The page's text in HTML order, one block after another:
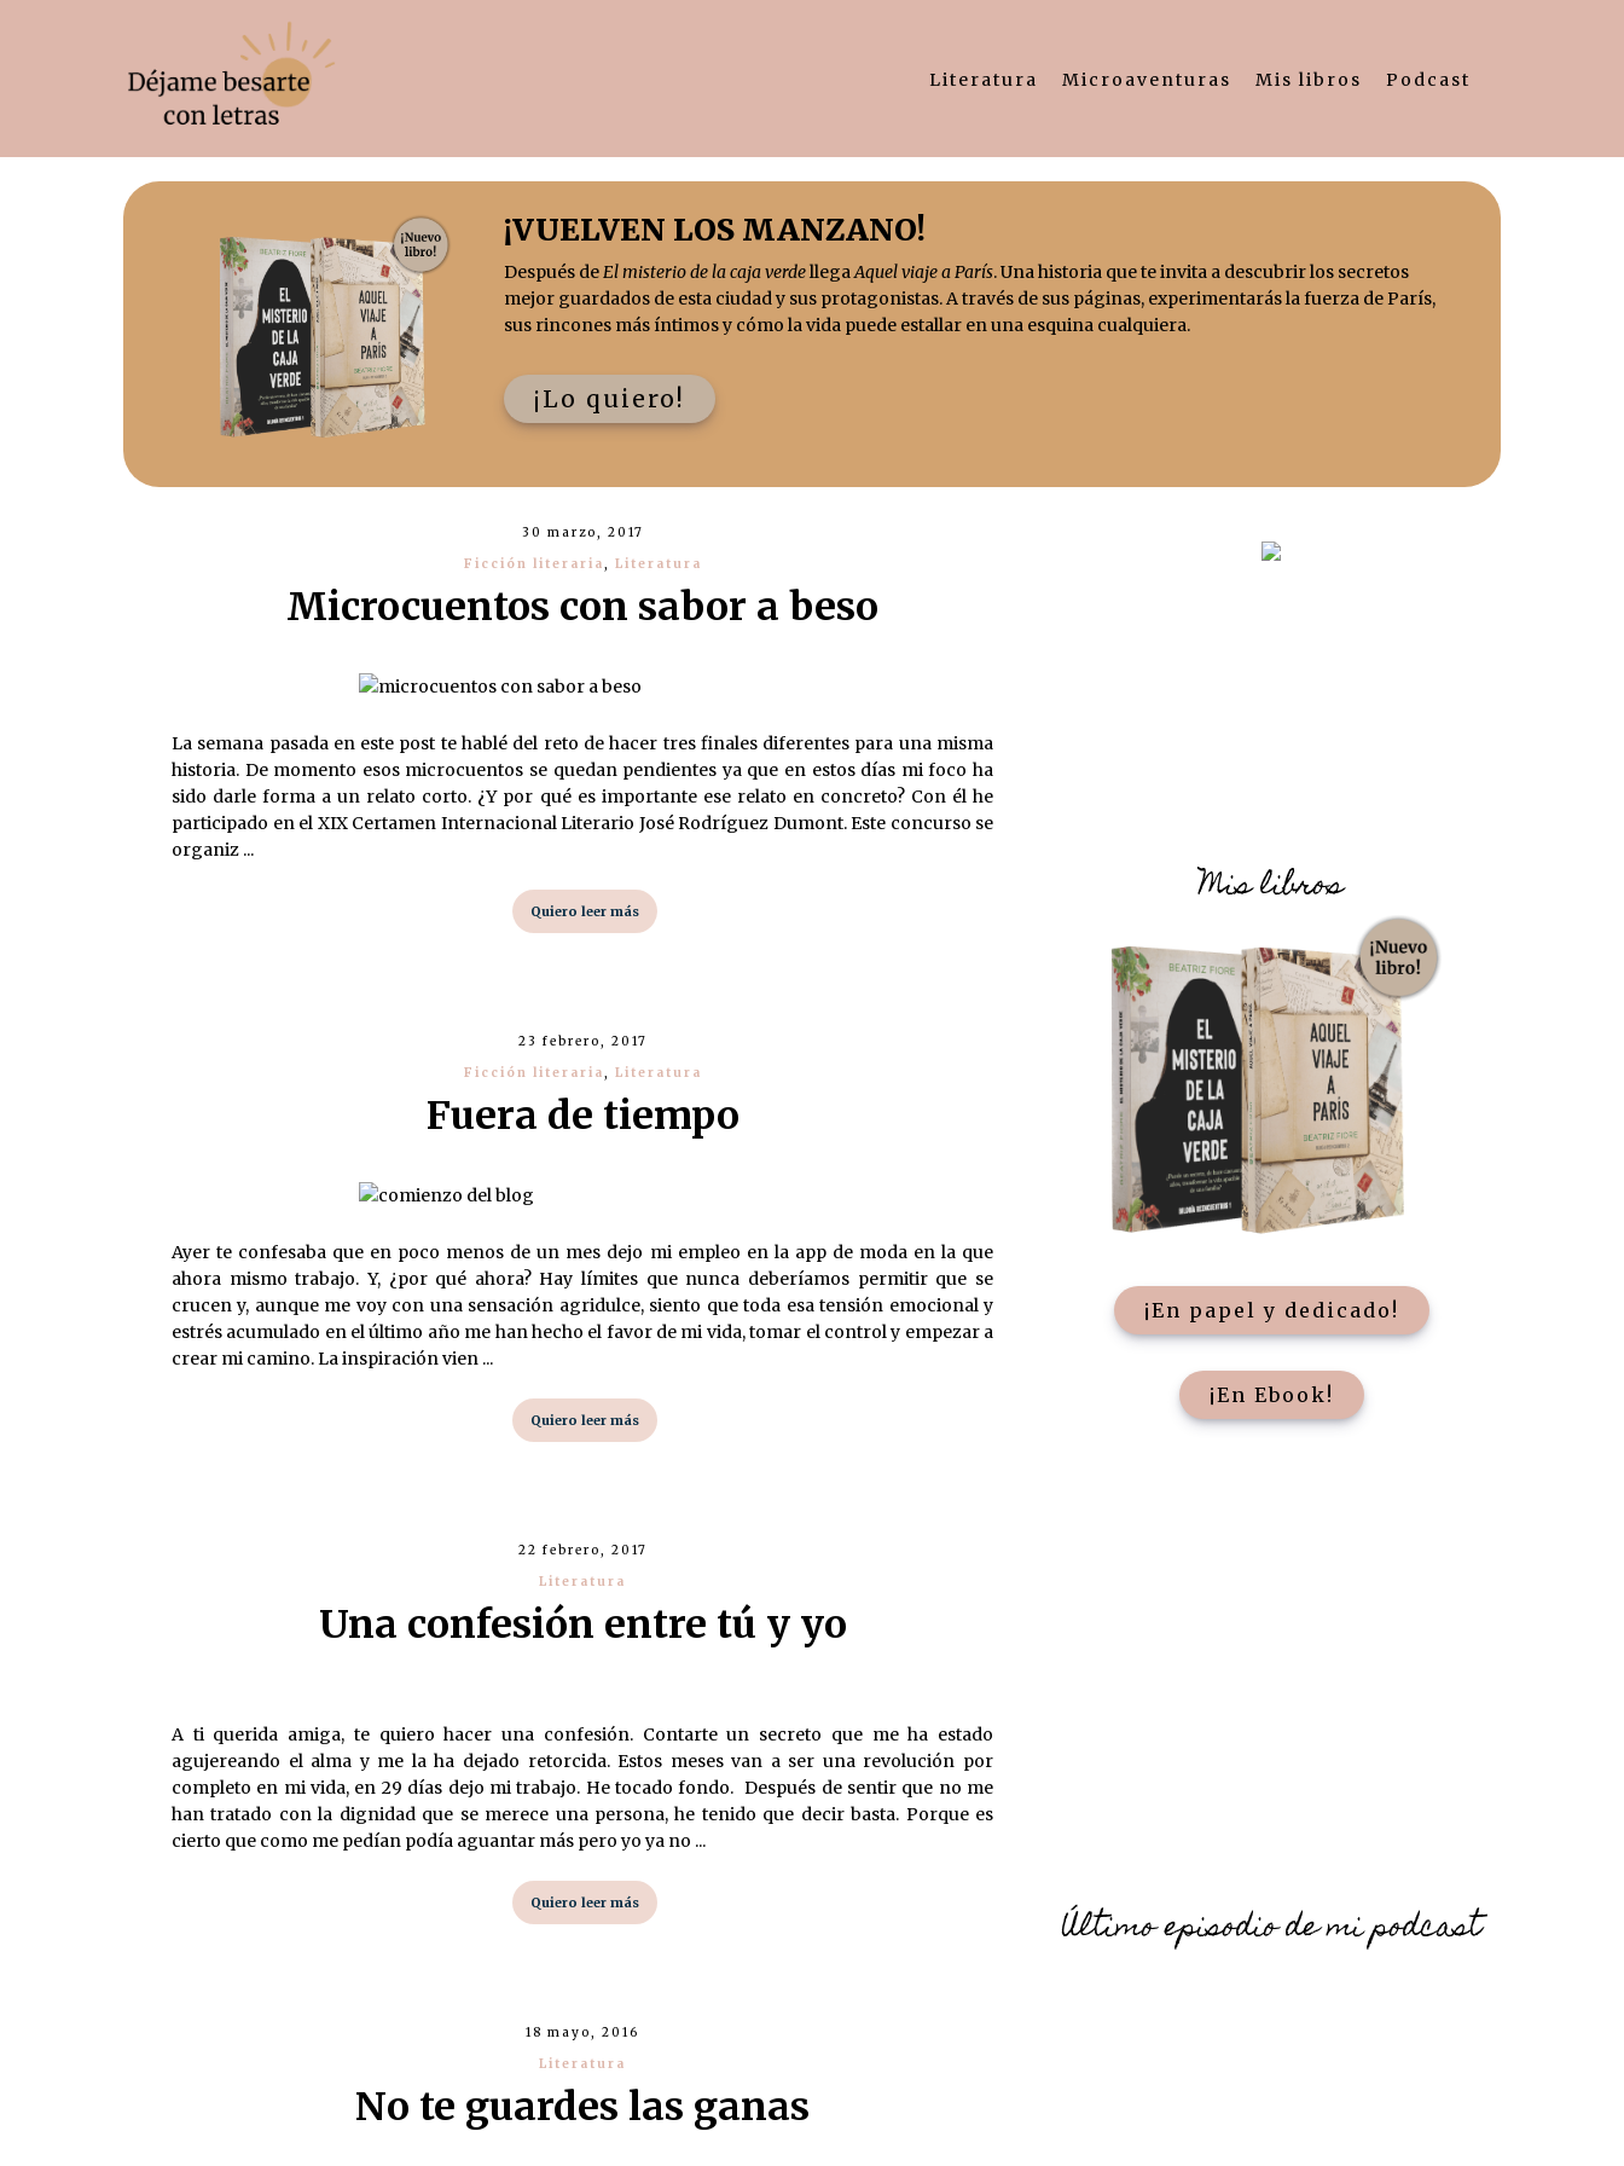
Literatura Microaventuras Mis libros Podcast
¡VUELVEN LOS MANZANO!
Después deEl misterio de la caja verdellegaAquel viaje a París. Una historia que te invita a descubrir los secretos
mejor guardados de esta ciudad y sus protagonistas. A través de sus páginas, experimentarás la fuerza de París,
sus rincones más íntimos y cómo la vida puede estallar en una esquina cualquiera.
¡Lo quiero!
30 marzo, 2017
Ficción literaria, Literatura
Microcuentos con sabor a beso
La semana pasada en este post te hablé del reto de hacer tres finales diferentes para una misma
historia. De momento esos microcuentos se quedan pendientes ya que en estos días mi foco ha
sido darle forma a un relato corto. ¿Y por qué es importante ese relato en concreto? Con él he
participado en el XIX Certamen Internacional Literario José Rodríguez Dumont. Este concurso se
organiz ...
Quiero leer más
23 febrero, 2017
Ficción literaria, Literatura
Fuera de tiempo
Ayer te confesaba que en poco menos de un mes dejo mi empleo en la app de moda en la que
ahora mismo trabajo. Y, ¿por qué ahora? Hay límites que nunca deberíamos permitir que se
crucen y, aunque me voy con una sensación agridulce, siento que toda esa tensión emocional y
estrés acumulado en el último año me han hecho el favor de mi vida, tomar el control y empezar a
crear mi camino. La inspiración vien ...
Quiero leer más
22 febrero, 2017
Literatura
Una confesión entre tú y yo
A ti querida amiga, te quiero hacer una confesión. Contarte un secreto que me ha estado
agujereando el alma y me la ha dejado retorcida. Estos meses van a ser una revolución por
completo en mi vida, en 29 días dejo mi trabajo. He tocado fondo. Después de sentir que no me
han tratado con la dignidad que se merece una persona, he tenido que decir basta. Porque es
cierto que como me pedían podía aguantar más pero yo ya no ...
Quiero leer más
18 mayo, 2016
Literatura
No te guardes las ganas
Mis libros
¡En papel y dedicado!
¡En Ebook!
Último episodio de mi podcast